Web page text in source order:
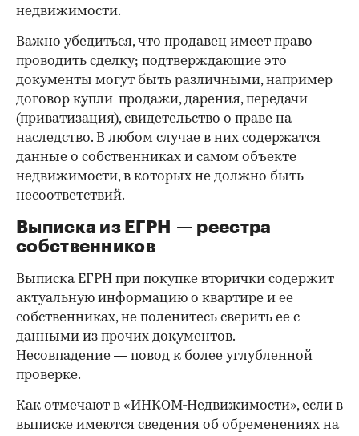
недвижимости.
Важно убедиться, что продавец имеет право
проводить сделку; подтверждающие это
документы могут быть различными, например
договор купли-продажи, дарения, передачи
(приватизация), свидетельство о праве на
наследство. В любом случае в них содержатся
данные о собственниках и самом объекте
недвижимости, в которых не должно быть
несоответствий.
Выписка из ЕГРН — реестра
собственников
Выписка ЕГРН при покупке вторички содержит
актуальную информацию о квартире и ее
собственниках, не поленитесь сверить ее с
данными из прочих документов.
Несовпадение — повод к более углубленной
проверке.
Как отмечают в «ИНКОМ-Недвижимости», если в
выписке имеются сведения об обременениях на